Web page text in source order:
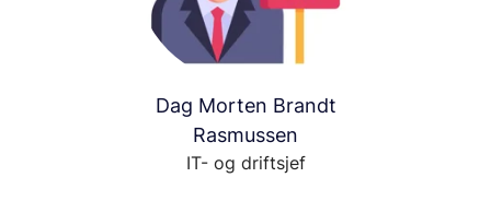
Dag Morten Brandt
Rasmussen
IT- og driftsjef